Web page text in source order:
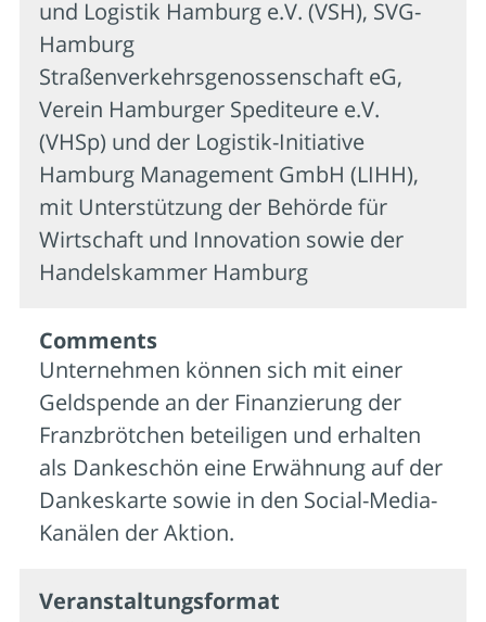
und Logistik Hamburg e.V. (VSH), SVG-
Hamburg
Straßenverkehrsgenossenschaft eG,
Verein Hamburger Spediteure e.V.
(VHSp) und der Logistik-Initiative
Hamburg Management GmbH (LIHH),
mit Unterstützung der Behörde für
Wirtschaft und Innovation sowie der
Handelskammer Hamburg
Comments
Unternehmen können sich mit einer
Geldspende an der Finanzierung der
Franzbrötchen beteiligen und erhalten
als Dankeschön eine Erwähnung auf der
Dankeskarte sowie in den Social-Media-
Kanälen der Aktion.
Veran­staltungs­format